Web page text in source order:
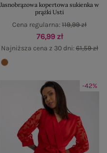
Jasnobrązowa kopertowa sukienka w
prążki Usti
76,99 zł
Najniższa cena z 30 dni:61,59 zł
Cena regularna:119,99 zł
-42%